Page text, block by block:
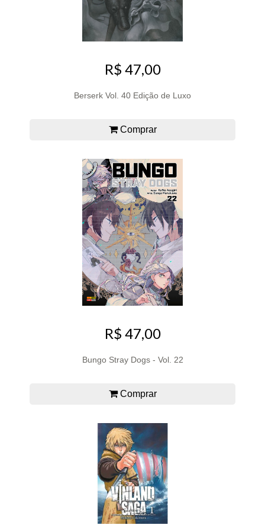
R$ 47,00
Berserk Vol. 40 Edição de Luxo
Comprar
R$ 47,00
Bungo Stray Dogs - Vol. 22
Comprar